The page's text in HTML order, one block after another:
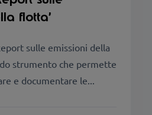
flotta’
sulle emissioni della
strumento che permette
e documentare le...